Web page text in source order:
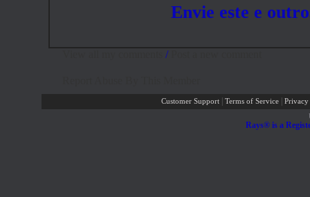
Envie este e
/
Customer Support Terms of Service
Rays® is a